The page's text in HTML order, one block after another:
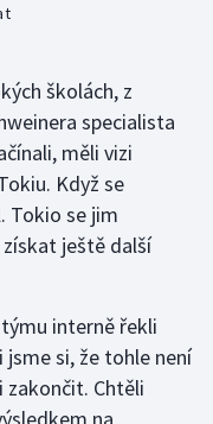
školách, z
specialista
měli vizi
Když se
Tokio se jim
ještě další
interně řekli
si, že tohle není
zakončit. Chtěli